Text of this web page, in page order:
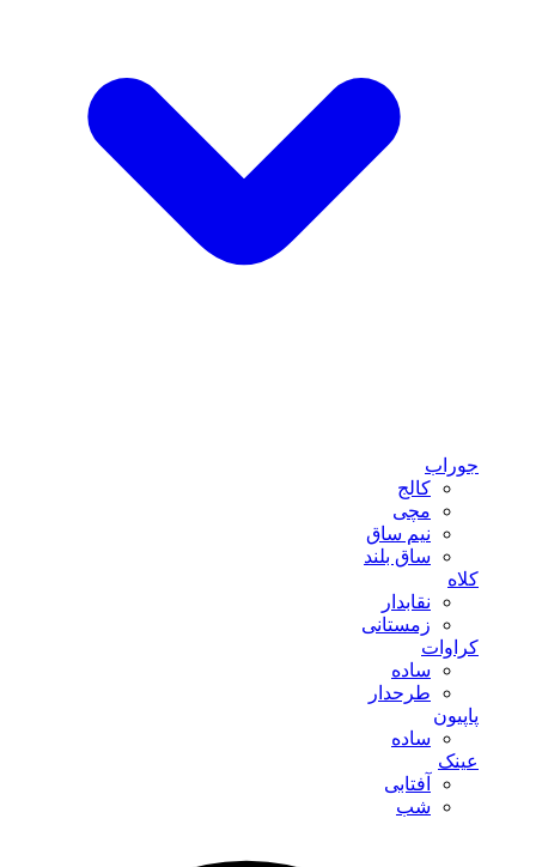
جوراب
کالج
مچی
نیم ساق
ساق بلند
کلاه
نقابدار
زمستانی
کراوات
ساده
طرحدار
پاپیون
ساده
عینک
آفتابی
شب